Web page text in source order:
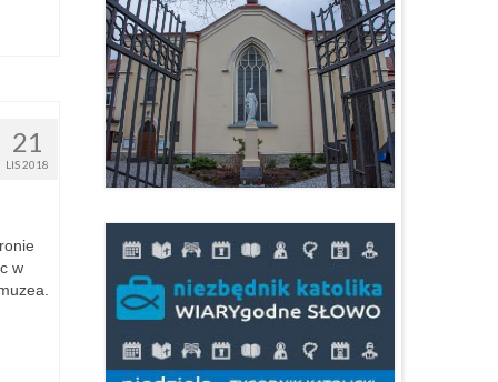
21
LIS 2018
w